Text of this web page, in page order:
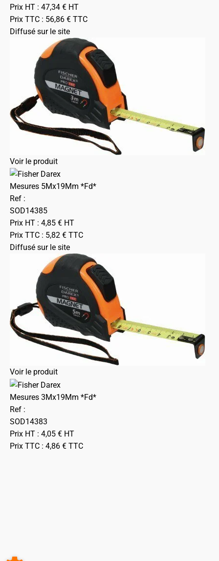
Prix HT : 47,34 € HT
Prix TTC : 56,86 € TTC
Diffusé sur le site
Voir le produit
Mesures 5Mx19Mm *Fd*
Ref :
SOD14385
Prix HT : 4,85 € HT
Prix TTC : 5,82 € TTC
Diffusé sur le site
Voir le produit
Mesures 3Mx19Mm *Fd*
Ref :
SOD14383
Prix HT : 4,05 € HT
Prix TTC : 4,86 € TTC